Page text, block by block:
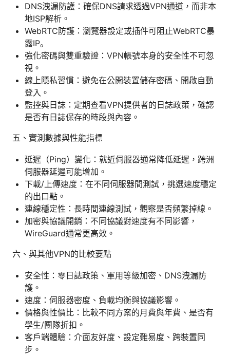
DNS洩漏防護：確保DNS請求透過VPN通道，而非本
地ISP解析。
WebRTC防護：瀏覽器設定或插件可阻止WebRTC暴
露IP。
強化密碼與雙重驗證：VPN帳號本身的安全性不可忽
視。
線上隱私習慣：避免在公開裝置儲存密碼、開啟自動
登入。
監控與日誌：定期查看VPN提供者的日誌政策，確認
是否有日誌保存的時段與內容。
五、實測數據與性能指標
延遲（Ping）變化：就近伺服器通常降低延遲，跨洲
伺服器延遲可能增加。
下載/上傳速度：在不同伺服器間測試，挑選速度穩定
的出口點。
連線穩定性：長時間連線測試，觀察是否頻繁掉線。
加密與協議開銷：不同協議對速度有不同影響，
WireGuard通常更高效。
六、與其他VPN的比較要點
安全性：零日誌政策、軍用等級加密、DNS洩漏防
護。
速度：伺服器密度、負載均衡與協議影響。
價格與性價比：比較不同方案的月費與年費、是否有
學生/團隊折扣。
客戶端體驗：介面友好度、設定難易度、跨裝置同
步。